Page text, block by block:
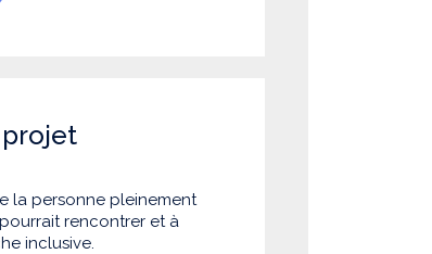
la personne pleinement
rencontrer et à
inclusive.